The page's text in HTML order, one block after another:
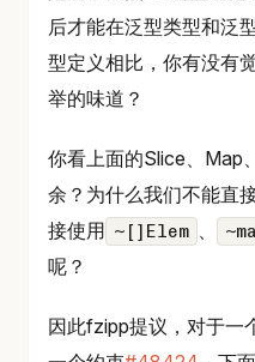
后才能在泛型类型和泛
型定义相比，你有没有
举的味道？
你看上面的Slice、Map
余？为什么我们不能直
接使用 ~[]Elem
呢？
因此fzipp提议，对于一